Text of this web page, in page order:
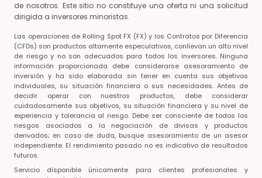
de nosotros. Este sitio no constituye una oferta ni una solicitud
dirigida a inversores minoristas.
Las operaciones de Rolling Spot FX (FX) y los Contratos por Diferencia
(CFDs) son productos altamente especulativos, conllevan un alto nivel
de riesgo y no son adecuados para todos los inversores. Ninguna
información proporcionada debe considerarse asesoramiento de
inversión y ha sido elaborada sin tener en cuenta sus objetivos
individuales, su situación financiera o sus necesidades. Antes de
decidir operar con nuestros productos, debe considerar
cuidadosamente sus objetivos, su situación financiera y su nivel de
experiencia y tolerancia al riesgo. Debe ser consciente de todos los
riesgos asociados a la negociación de divisas y productos
derivados; en caso de duda, busque asesoramiento de un asesor
independiente. El rendimiento pasado no es indicativo de resultados
futuros.
Servicio disponible únicamente para clientes profesionales y